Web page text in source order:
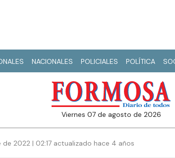
NACIONALES POLICIALES POLÍTICA
viernes 07 de agosto de 2026
2022 | 02:17 actualizado hace 4 años